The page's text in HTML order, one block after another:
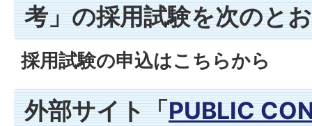
考」の採用試験を次のと
採用試験の申込はこちらから
外部サイト「PUBLIC